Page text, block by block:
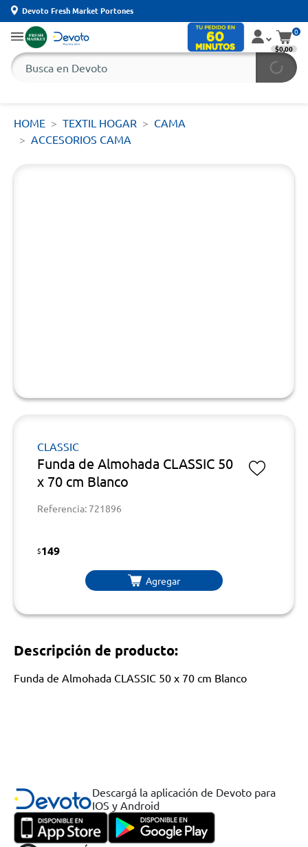
Devoto Fresh Market Portones
0
$0,00
HOME TEXTIL HOGAR
CAMA
ACCESORIOS CAMA
CLASSIC
Funda de Almohada CLASSIC 50
x 70 cm Blanco
Referencia: 721896
$149
Agregar
Descripción de producto:
Funda de Almohada CLASSIC 50 x 70 cm Blanco
Descargá la aplicación de Devoto para
IOS y Android